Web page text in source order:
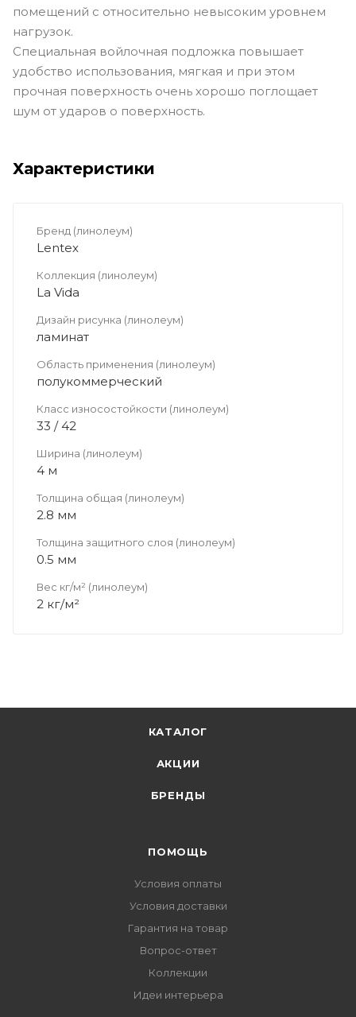
помещений с относительно невысоким уровнем
нагрузок.
Специальная войлочная подложка повышает
удобство использования, мягкая и при этом
прочная поверхность очень хорошо поглощает
шум от ударов о поверхность.
Характеристики
Бренд (линолеум)
Lentex
Коллекция (линолеум)
La Vida
Дизайн рисунка (линолеум)
ламинат
Область применения (линолеум)
полукоммерческий
Класс износостойкости (линолеум)
33 / 42
Ширина (линолеум)
4 м
Толщина общая (линолеум)
2.8 мм
Толщина защитного слоя (линолеум)
0.5 мм
Вес кг/м² (линолеум)
2 кг/м²
КАТАЛОГ
АКЦИИ
БРЕНДЫ
ПОМОЩЬ
Условия оплаты
Условия доставки
Гарантия на товар
Вопрос-ответ
Коллекции
Идеи интерьера